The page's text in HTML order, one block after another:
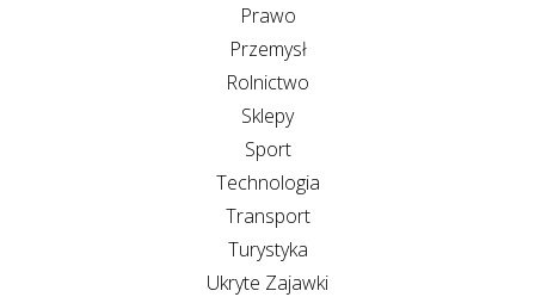
Prawo
Przemysł
Rolnictwo
Sklepy
Sport
Technologia
Transport
Turystyka
Ukryte Zajawki